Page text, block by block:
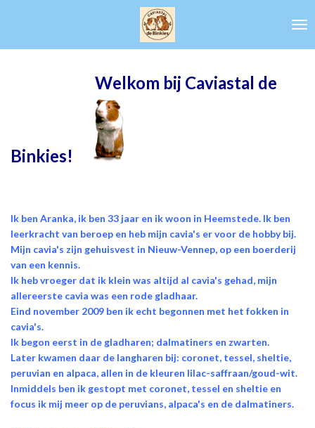
Welkom bij Caviastal de
Binkies!
Ik ben Aranka, ik ben 33 jaar en ik woon in Heemstede. Ik ben
leerkracht van beroep en heb mijn cavia's er voor de hobby bij.
Mijn cavia's zijn gehuisvest in Nieuw-Vennep, op een boerderij
van een kennis.
Ik heb vroeger dat ik klein was altijd al cavia's gehad, mijn
allereerste cavia was een rode gladhaar.
Eind november 2009 ben ik echt begonnen met het fokken in
cavia's.
Ik begon eerst in de gladharen; dalmatiners en zwarten.
Later kwamen daar de langharen bij: coronet, tessel, sheltie,
peruvian en alpaca, allen in de kleuren lilac-saffraan/goud-wit.
Inmiddels ben ik gestopt met coronet, tessel en sheltie en
focus ik mij meer op de peruvians, alpaca's en de dalmatiners.